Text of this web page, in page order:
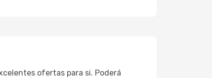
ofertas para si. Poderá